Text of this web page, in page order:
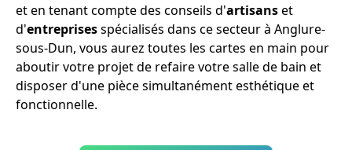
et en tenant compte des conseils d'artisanset
d'entreprisesspécialisés dans ce secteur à Anglure-
sous-Dun, vous aurez toutes les cartes en main pour
aboutir votre projet de refaire votre salle de bain et
disposer d'une pièce simultanément esthétique et
fonctionnelle.